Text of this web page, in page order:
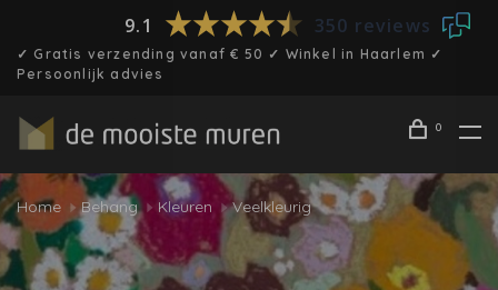
9.1 350 reviews
✓ Gratis verzending vanaf € 50 ✓ Winkel in Haarlem ✓
Persoonlijk advies
0
Home Behang Kleuren Veelkleurig